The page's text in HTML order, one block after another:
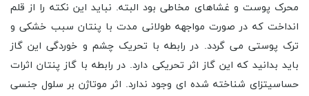
محرک پوست و غشاهای مخاطی بود البته. نباید این نکته را از قلم
انداخت که در صورت مواجهه طولانی مدت با پنتان سبب خشکی و
ترک پوستی می گردد. در رابطه با تحریک چشم و خوردگی این گاز
باید بدانید که این گاز اثر تحریکی دارد. در رابطه با گاز پنتان اثرات
حساسیتزای شناخته شده ‌ای وجود ندارد. اثر موتاژن بر سلول جنسی